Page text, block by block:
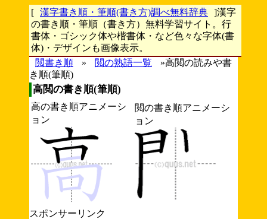
[ 漢字書き順・筆順(書き方)調べ無料辞典 ]漢字
の書き順・筆順（書き方）無料学習サイト。行
書体・ゴシック体や楷書体・など色々な字体(書
体)・デザインも画像表示。
閲書き順
» 閲の熟語一覧
»高閲の読みや書
き順(筆順)
高閲の書き順(筆順)
高の書き順アニメーシ
ョン
閲の書き順アニメーシ
ョン
スポンサーリンク